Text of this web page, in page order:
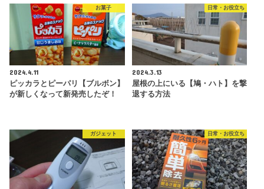
お菓子
2024.4.11
ピッカラとピーパリ【ブルボン】
が新しくなって新発売したぞ！
日常・お役立ち
2024.3.13
屋根の上にいる【鳩・ハト】を撃
退する方法
ガジェット 日常・お役立ち